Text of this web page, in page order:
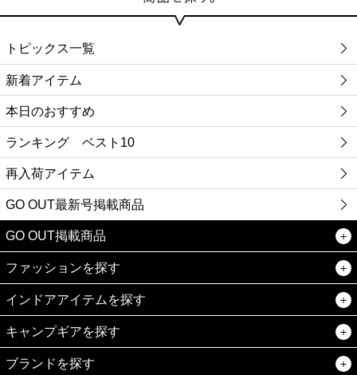
トピックス一覧
新着アイテム
本日のおすすめ
ランキング ベスト10
再入荷アイテム
GO OUT最新号掲載商品
GO OUT掲載商品
ファッションを探す
インドアアイテムを探す
キャンプギアを探す
ブランドを探す